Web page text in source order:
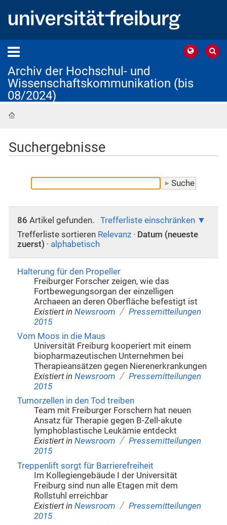
Archiv der Hochschul- und
Wissenschaftskommunikation (bis
08/2024)
Suchergebnisse
86 Artikel gefunden.
Trefferliste einschränken
Trefferliste sortieren Relevanz · Datum (neueste
zuerst) · alphabetisch
Halterung für den Propeller
Freiburger Forscher zeigen, wie das
Fortbewegungsorgan der einzelligen
Archaeen an deren Oberfläche befestigt ist
Existiert in Newsroom / Pressemitteilungen
2015
Vom Moos in die Maus
Universität Freiburg kooperiert mit einem
biopharmazeutischen Unternehmen bei
Therapieansätzen gegen Nierenerkrankungen
Existiert in Newsroom / Pressemitteilungen
2015
Tumorzellen in den Tod treiben
Team mit Freiburger Forschern hat neuen
Ansatz für Therapie gegen B-Zell-akute
lymphoblastische Leukämie entdeckt
Existiert in Newsroom / Pressemitteilungen
2015
Treppenlift sorgt für Barrierefreiheit
Im Kollegiengebäude I der Universität
Freiburg sind nun alle Etagen mit dem
Rollstuhl erreichbar
Existiert in Newsroom / Pressemitteilungen
2015